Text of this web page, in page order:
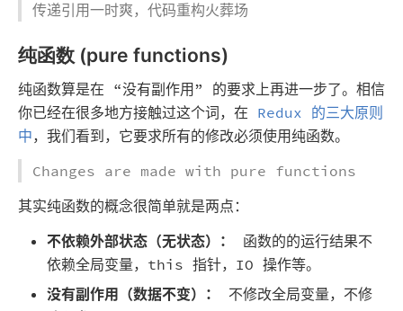
传递引用一时爽，代码重构火葬场
纯函数 (pure functions)
纯函数算是在 “没有副作用” 的要求上再进一步了。相信
你已经在很多地方接触过这个词，在 Redux 的三大原则
中，我们看到，它要求所有的修改必须使用纯函数。
Changes are made with pure functions
其实纯函数的概念很简单就是两点：
不依赖外部状态（无状态）：
函数的的运行结果不
依赖全局变量，this 指针，IO 操作等。
没有副作用（数据不变）：
不修改全局变量，不修